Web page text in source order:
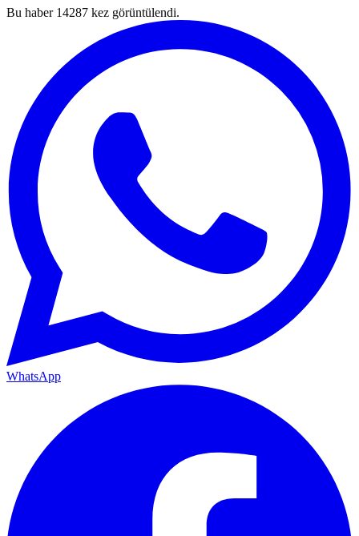
Bu haber 14287 kez görüntülendi.
WhatsApp